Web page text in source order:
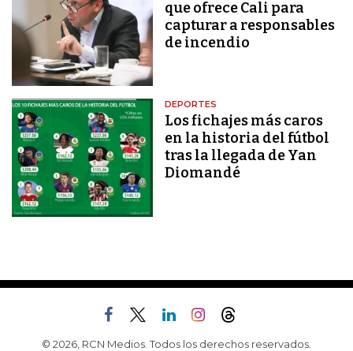
que ofrece Cali para
capturar a responsables
de incendio
DEPORTES
Los fichajes más caros
en la historia del fútbol
tras la llegada de Yan
Diomandé
© 2026, RCN Medios. Todos los derechos reservados.